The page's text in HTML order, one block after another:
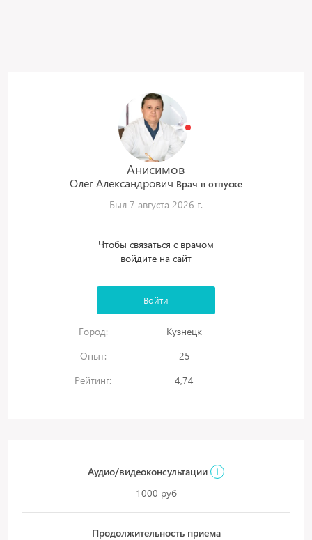
Анисимов
ОлегАлександрович Врач в отпуске
Был 7 августа 2026 г.
Чтобы связаться с врачом
войдите на сайт
Войти
Город:
Кузнецк
Опыт:
25
Рейтинг:
4,74
Аудио/видеоконсультации
i
1000 руб
Продолжительность приема